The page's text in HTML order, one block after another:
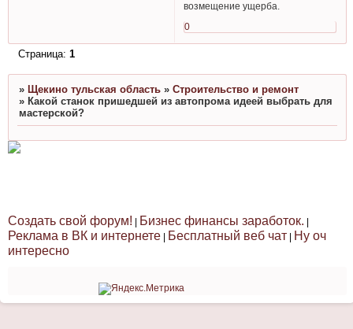
возмещение ущерба.
0
Страница: 1
» Щекино тульская область » Строительство и ремонт
» Какой станок пришедшей из автопрома идеей выбрать для
мастерской?
Создать свой форум! | Бизнес финансы заработок. |
Реклама в ВК и интернете | Бесплатный веб чат | Ну оч
интересно